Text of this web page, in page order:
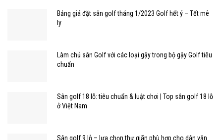
Bảng giá đặt sân golf tháng 1/2023 Golf hết ý – Tết mê
ly
Làm chủ sân Golf với các loại gậy trong bộ gậy Golf tiêu
chuẩn
Sân golf 18 lỗ: tiêu chuẩn & luật chơi | Top sân golf 18 lỗ
ở Việt Nam
Sân golf 9 lỗ – lựa chọn thư giãn phù hợp cho dân văn